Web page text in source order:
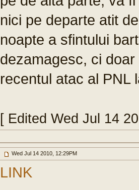
nici pe departe atit
noapte a sfintului
dezamagesc, ci
recentul atac al PNL
[ Edited Wed Jul 14
Wed Jul 14 2010, 12:29PM
LINK